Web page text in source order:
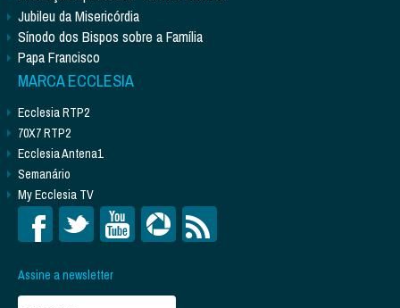
Jubileu da Misericórdia
Sínodo dos Bispos sobre a Família
Papa Francisco
MARCA ECCLESIA
Ecclesia RTP2
70X7 RTP2
Ecclesia Antena1
Semanário
My Ecclesia TV
Assine a newsletter